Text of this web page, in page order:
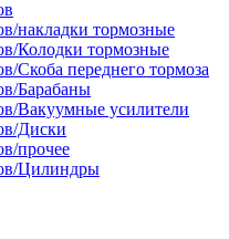
накладки тормозные
Колодки тормозные
Скоба переднего тормоза
Барабаны
Вакуумные усилители
Диски
прочее
Цилиндры